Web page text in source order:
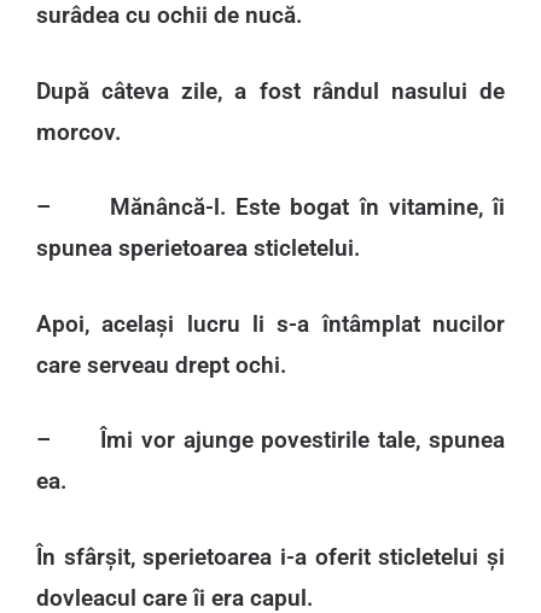
surâdea cu ochii de nucă.
După câteva zile, a fost rândul nasului de
morcov.
– Mănâncă-l. Este bogat în vitamine, îi
spunea sperietoarea sticletelui.
Apoi, același lucru li s-a întâmplat nucilor
care serveau drept ochi.
– Îmi vor ajunge povestirile tale, spunea
ea.
În sfârșit, sperietoarea i-a oferit sticletelui și
dovleacul care îi era capul.